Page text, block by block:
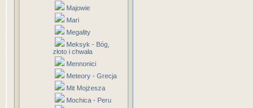
Majowie
Mari
Megality
Meksyk - Bóg,
złoto i chwała
Mennonici
Meteory - Grecja
Mit Mojżesza
Mochica - Peru